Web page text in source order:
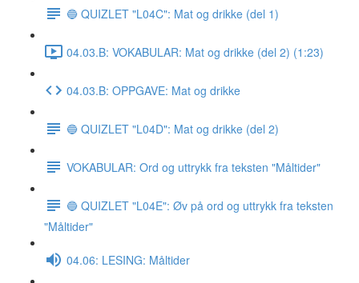
🔵 QUIZLET "L04C": Mat og drikke (del 1)
04.03.B: VOKABULAR: Mat og drikke (del 2) (1:23)
04.03.B: OPPGAVE: Mat og drikke
🔵 QUIZLET "L04D": Mat og drikke (del 2)
VOKABULAR: Ord og uttrykk fra teksten "Måltider"
🔵 QUIZLET "L04E": Øv på ord og uttrykk fra teksten
"Måltider"
04.06: LESING: Måltider